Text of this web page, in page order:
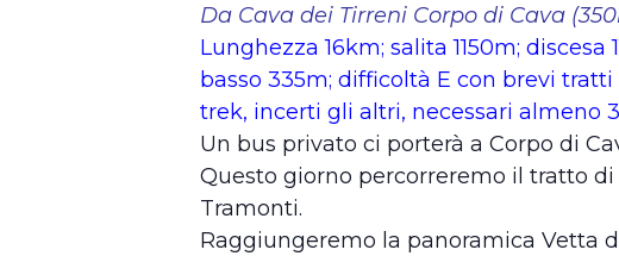
Da Cava dei Tirreni Corpo di Cava
Lunghezza 16km; salita 1150m;
basso 335m; difficoltà E con brevi
trek, incerti gli altri, necessari almeno
Un bus privato ci porterà a Corpo di
Questo giorno percorreremo il tratto
Tramonti.
Raggiungeremo la panoramica Vetta